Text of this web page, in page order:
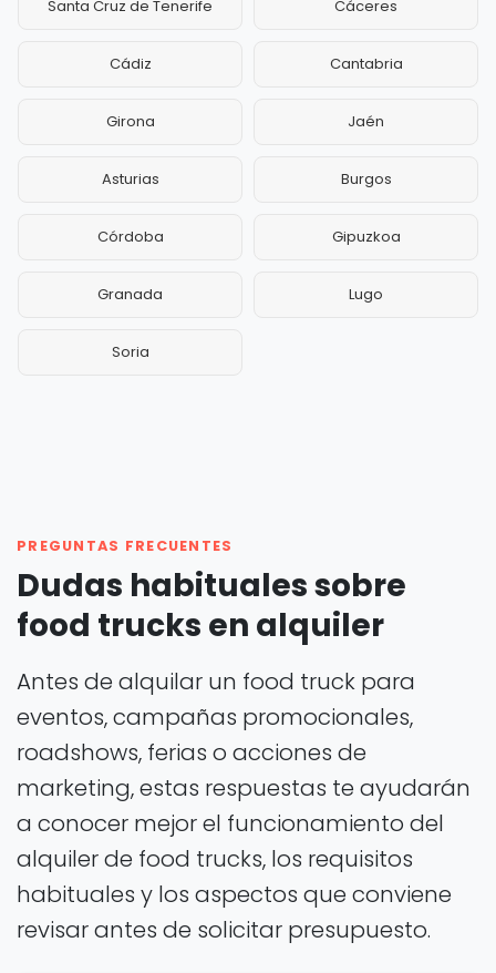
Santa Cruz de Tenerife Cáceres
Cádiz Cantabria
Girona Jaén
Asturias Burgos
Córdoba Gipuzkoa
Granada Lugo
Soria
PREGUNTAS FRECUENTES
Dudas habituales sobre
food trucks en alquiler
Antes de alquilar un food truck para
eventos, campañas promocionales,
roadshows, ferias o acciones de
marketing, estas respuestas te ayudarán
a conocer mejor el funcionamiento del
alquiler de food trucks, los requisitos
habituales y los aspectos que conviene
revisar antes de solicitar presupuesto.